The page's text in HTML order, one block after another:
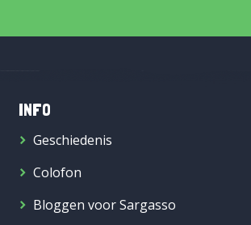
INFO
Geschiedenis
Colofon
Bloggen voor Sargasso